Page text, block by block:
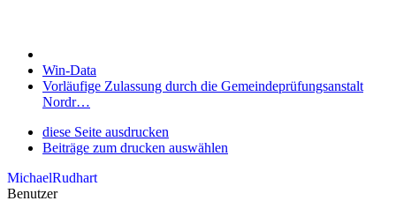
Win-Data
Vorläufige Zulassung durch die Gemeindeprüfungsanstalt
Nordr…
diese Seite ausdrucken
Beiträge zum drucken auswählen
MichaelRudhart
Benutzer